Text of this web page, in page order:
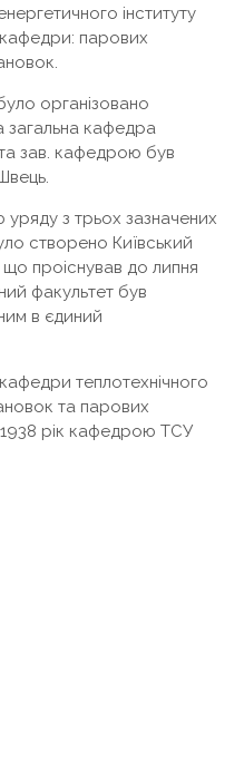
інституту
кафедри: парових
організовано
загальна кафедра
зав. кафедрою був
з трьох зазначених
створено Київський
що проіснував до липня
факультет був
в єдиний
теплотехнічного
та парових
1938 рік кафедрою ТСУ